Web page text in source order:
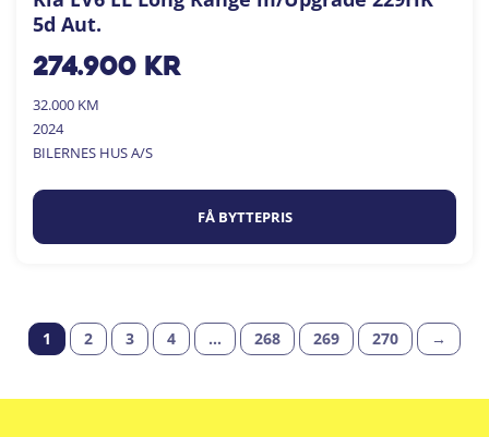
5d Aut.
274.900kr
32.000 KM
2024
BILERNES HUS A/S
FÅ BYTTEPRIS
1 2 3 4 … 268 269 270 →